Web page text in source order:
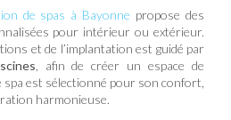
de spas à Bayonne propose des
pour intérieur ou extérieur.
et de l’implantation est guidé par
, afin de créer un espace de
est sélectionné pour son confort,
harmonieuse.